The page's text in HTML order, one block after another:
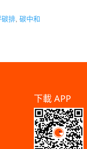
碳排 ,碳中和
下載 APP